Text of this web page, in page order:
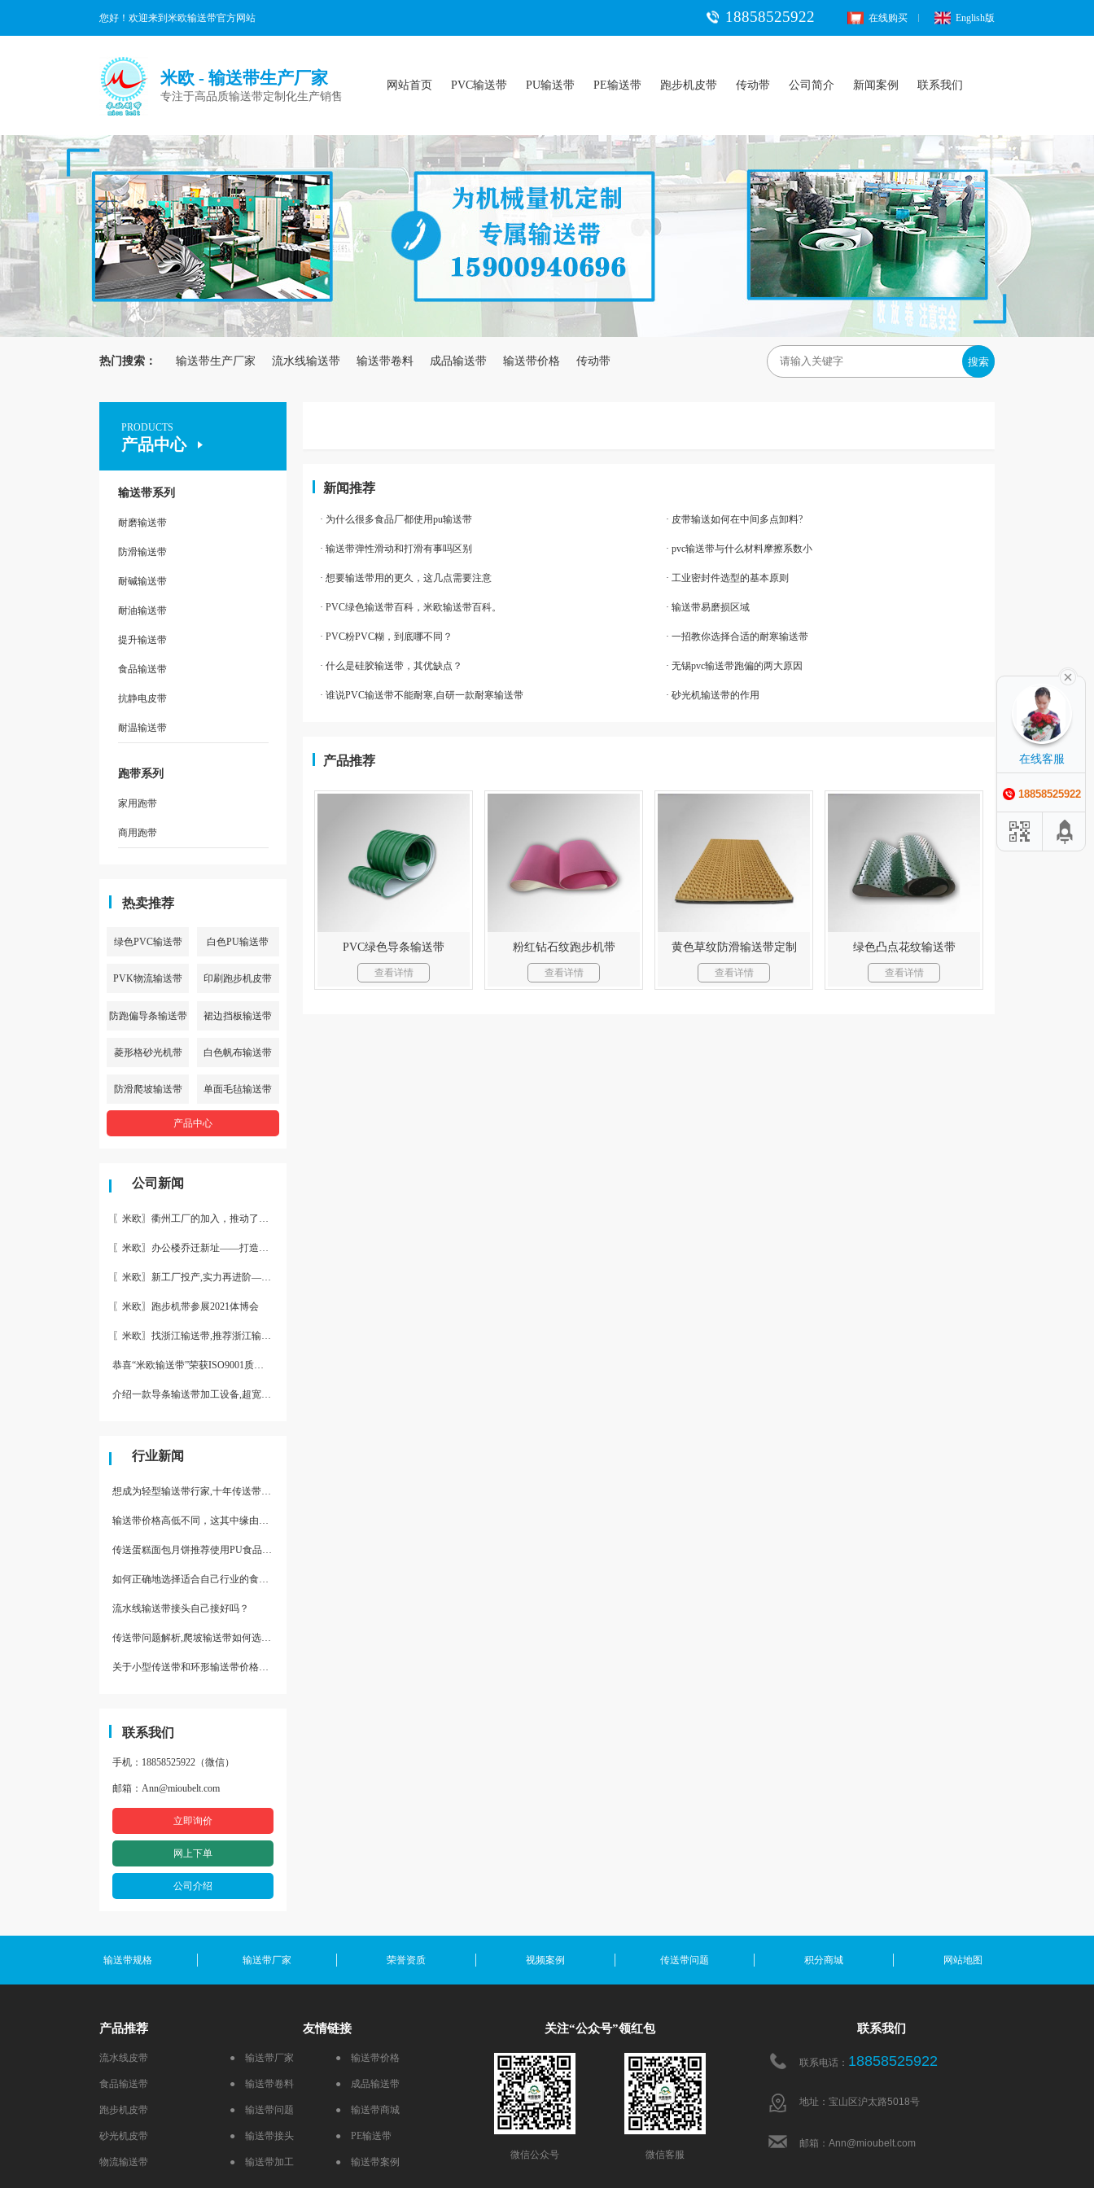
您好！欢迎来到米欧输送带官方网站 18858525922 在线购买 English版
米欧 - 输送带生产厂家
专注于高品质输送带定制化生产销售
网站首页 PVC输送带 PU输送带 PE输送带 跑步机皮带 传动带 公司简介 新闻案例 联系我们
热门搜索： 输送带生产厂家 流水线输送带 输送带卷料 成品输送带 输送带价格 传动带 搜索
PRODUCTS
产品中心
输送带系列
耐磨输送带
防滑输送带
耐碱输送带
耐油输送带
提升输送带
食品输送带
抗静电皮带
耐温输送带
跑带系列
家用跑带
商用跑带
热卖推荐
绿色PVC输送带 白色PU输送带
PVK物流输送带 印刷跑步机皮带
防跑偏导条输送带 裙边挡板输送带
菱形格砂光机带 白色帆布输送带
防滑爬坡输送带 单面毛毡输送带
产品中心
公司新闻
〖米欧〗衢州工厂的加入，推动了产能更节约了成本。
〖米欧〗办公楼乔迁新址——打造新起点 再著新篇章
〖米欧〗新工厂投产,实力再进阶—米欧带业衢州工厂投产并平稳运
〖米欧〗跑步机带参展2021体博会
〖米欧〗找浙江输送带,推荐浙江输送带生产厂家“米欧”
恭喜“米欧输送带”荣获ISO9001质量体系认证
介绍一款导条输送带加工设备,超宽输送带利器
行业新闻
想成为轻型输送带行家,十年传送带师傅教你三招
输送带价格高低不同，这其中缘由你清楚了吗
传送蛋糕面包月饼推荐使用PU食品级输送带
如何正确地选择适合自己行业的食品输送带
流水线输送带接头自己接好吗？
传送带问题解析,爬坡输送带如何选择,推荐一款防滑输送带
关于小型传送带和环形输送带价格，他们有什么区别点。
联系我们
手机：18858525922（微信）
邮箱：Ann@mioubelt.com
立即询价
网上下单
公司介绍
新闻推荐
· 为什么很多食品厂都使用pu输送带 · 皮带输送如何在中间多点卸料?
· 输送带弹性滑动和打滑有事吗区别 · pvc输送带与什么材料摩擦系数小
· 想要输送带用的更久，这几点需要注意 · 工业密封件选型的基本原则
· PVC绿色输送带百科，米欧输送带百科。 · 输送带易磨损区域
· PVC粉PVC糊，到底哪不同？ · 一招教你选择合适的耐寒输送带
· 什么是硅胶输送带，其优缺点？ · 无锡pvc输送带跑偏的两大原因
· 谁说PVC输送带不能耐寒,自研一款耐寒输送带 · 砂光机输送带的作用
产品推荐
PVC绿色导条输送带
查看详情
粉红钻石纹跑步机带
查看详情
黄色草纹防滑输送带定制
查看详情
绿色凸点花纹输送带
查看详情
输送带规格 输送带厂家 荣誉资质 视频案例 传送带问题 积分商城 网站地图
产品推荐
流水线皮带
食品输送带
跑步机皮带
砂光机皮带
物流输送带
友情链接
● 输送带厂家 ● 输送带价格
● 输送带卷料 ● 成品输送带
● 输送带问题 ● 输送带商城
● 输送带接头 ● PE输送带
● 输送带加工 ● 输送带案例
关注“公众号”领红包
微信公众号 微信客服
联系我们
联系电话： 18858525922
地址：宝山区沪太路5018号
邮箱：Ann@mioubelt.com
在线客服
18858525922